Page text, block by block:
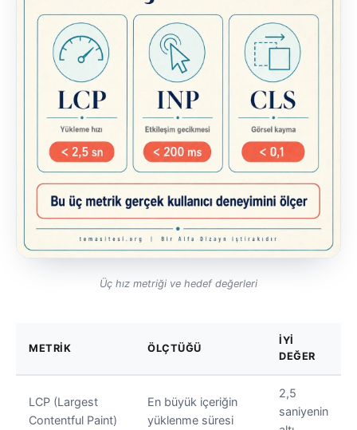
Üç hız metriği ve hedef değerleri
METRIK ÖLÇTÜĞÜ
İYI
DEĞER
LCP (Largest
Contentful Paint)
En büyük içeriğin
yüklenme süresi
2,5
saniyenin